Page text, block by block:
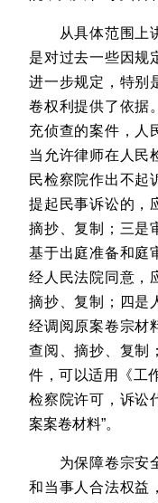
从具体范围上讲
是对过去一些因规
进一步规定，特别
卷权利提供了依据
充侦查的案件，人
当允许律师在人民
民检察院作出不起
提起民事诉讼的，
摘抄、复制；三是
基于出庭准备和庭
经人民法院同意，
摘抄、复制；四是
经调阅原案卷宗材
查阅、摘抄、复制
件，可以适用《工
检察院许可，诉讼
案案卷材料”。
为保障卷宗安全
和当事人合法权益